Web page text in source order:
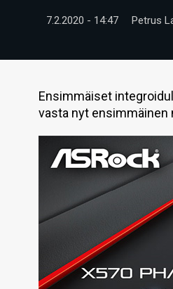
7.2.2020 - 14:47 Petrus
Ensimmäiset
vasta nyt ensimmäinen